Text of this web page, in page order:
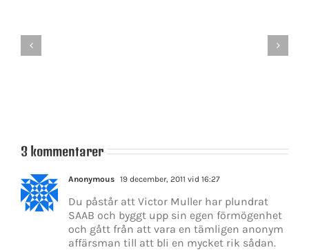
oseriöshetens
3 kommentarer
Anonymous 19 december, 2011 vid 16:27
Du påstår att Victor Muller har plundrat
SAAB och byggt upp sin egen förmögenhet
och gått från att vara en tämligen anonym
affärsman till att bli en mycket rik sådan.